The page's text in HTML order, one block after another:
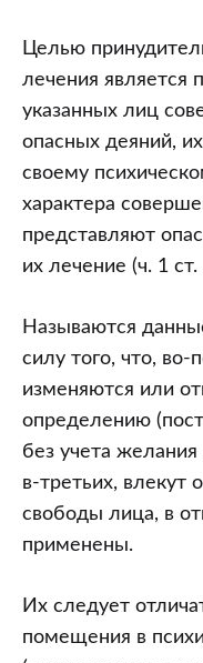
Целью
лечения является
указанных лиц
опасных деяний,
своему
характера
представляют
их лечение (ч. 1
Называются
силу того, что,
изменяются или
определению
без учета желания
в-третьих, влекут
свободы лица, в
применены.
Их следует
помещения в